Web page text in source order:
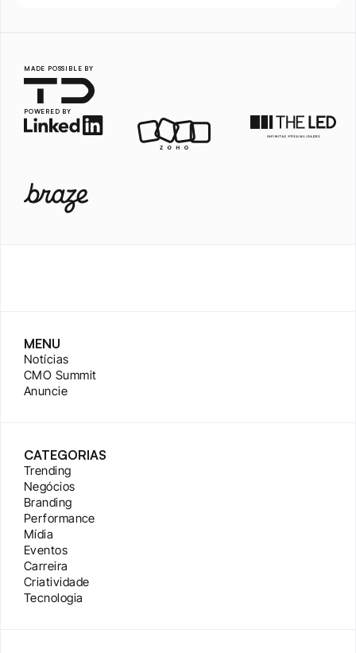
MADE POSSIBLE BY
POWERED BY
MENU
Notícias
CMO Summit
Anuncie
CATEGORIAS
Trending
Negócios
Branding
Performance
Mídia
Eventos
Carreira
Criatividade
Tecnologia